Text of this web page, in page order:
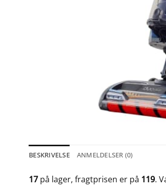
BESKRIVELSE ANMELDELSER (0)
17 på lager, fragtprisen er på 119.